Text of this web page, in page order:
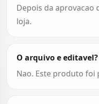
Depois da aprovacao
loja.
O arquivo e editavel?
Nao. Este produto foi